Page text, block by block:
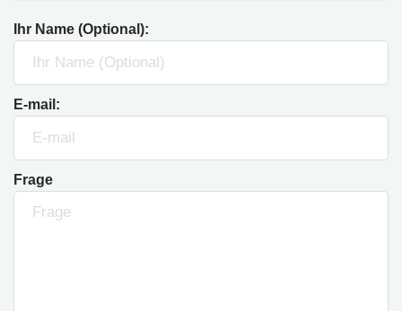
Ihr Name (Optional):
E-mail:
Frage